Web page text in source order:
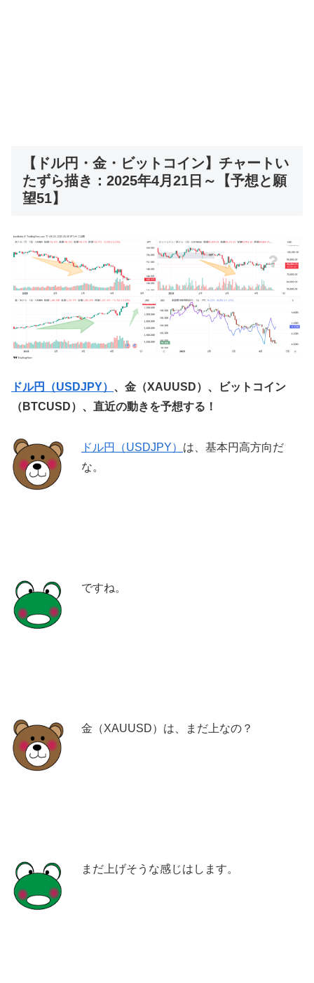
【ドル円・金・ビットコイン】チャートい
たずら描き：2025年4月21日～【予想と願
望51】
ドル円（USDJPY） 、金（XAUUSD）、ビットコイン
（BTCUSD）、直近の動きを予想する！
ドル円（USDJPY） は、基本円高方向だ
な。
ですね。
金（XAUUSD）は、まだ上なの？
まだ上げそうな感じはします。